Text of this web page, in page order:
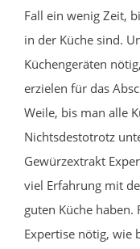
Fall ein wenig Zeit,
in der Küche sind.
Küchengeräten
erzielen für das
Weile, bis man alle
Nichtsdestotrotz
Gewürzextrakt
viel Erfahrung mit
guten Küche haben.
Expertise nötig, wie